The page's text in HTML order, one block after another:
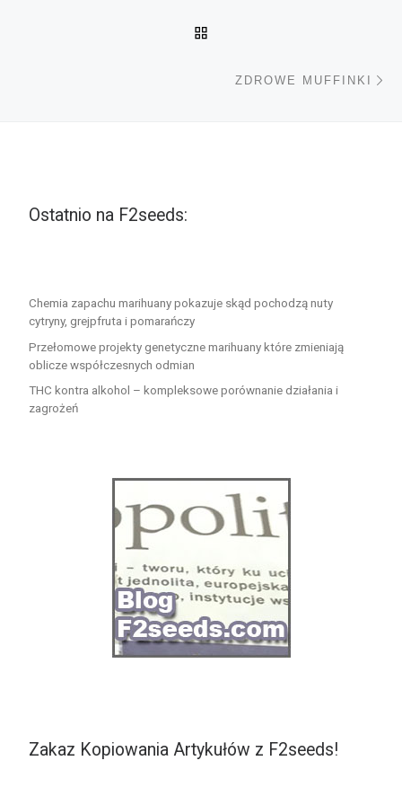
ZDROWE MUFFINKI
Ostatnio na F2seeds:
Chemia zapachu marihuany pokazuje skąd pochodzą nuty
cytryny, grejpfruta i pomarańczy
Przełomowe projekty genetyczne marihuany które zmieniają
oblicze współczesnych odmian
THC kontra alkohol – kompleksowe porównanie działania i
zagrożeń
Zakaz Kopiowania Artykułów z F2seeds!